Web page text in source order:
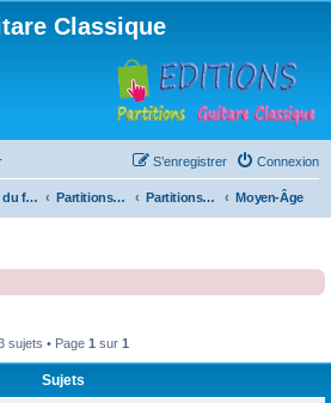
Classique
Connexion
S’enregistrer
Index du forum Partitions pour guitare en libre téléchargement Partitions classées par compositeur Moyen-Âge
sujets • Page 1 sur 1
Sujets